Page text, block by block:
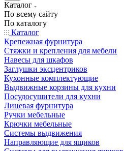
Каталог
По всему сайту
По каталогу
Каталог
Крепежная фурнитура
Стяжки и крепления для мебели
Навесы для шкафов
Заглушки эксцентриков
Кухонные комплектующие
Выдвижные корзины для кухни
Посудосушители для кухни
Лицевая фурнитура
Ручки мебельные
Крючки мебельные
Системы выдвижения
Направляющие для ящиков